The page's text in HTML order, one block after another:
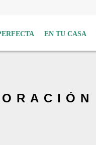
EN TU CASA